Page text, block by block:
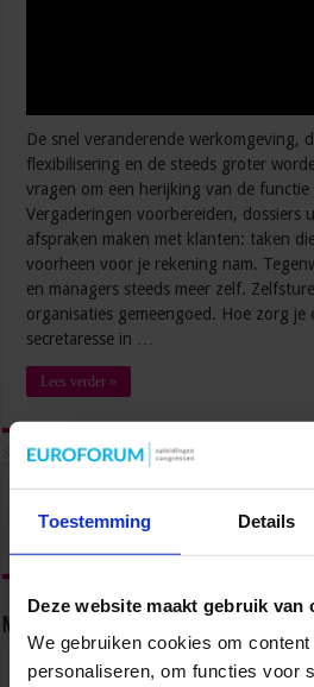
Toestemming Details
Deze website maakt gebruik van
We gebruiken cookies om
personaliseren, om functies voor
De snel veranderende werkomgeving,
flexibilisering en de steeds groter
vragen om een herijking van de functie
Vergaderingen voorbereiden, dossiers
afspraken maken met klanten: taken
voorheen voor je rekening nam.
en managers steeds meer zelf.
organisaties gemeengoed. Hoe zorg je
secretaresse in …
Lees verder »
Nieuwsbrief